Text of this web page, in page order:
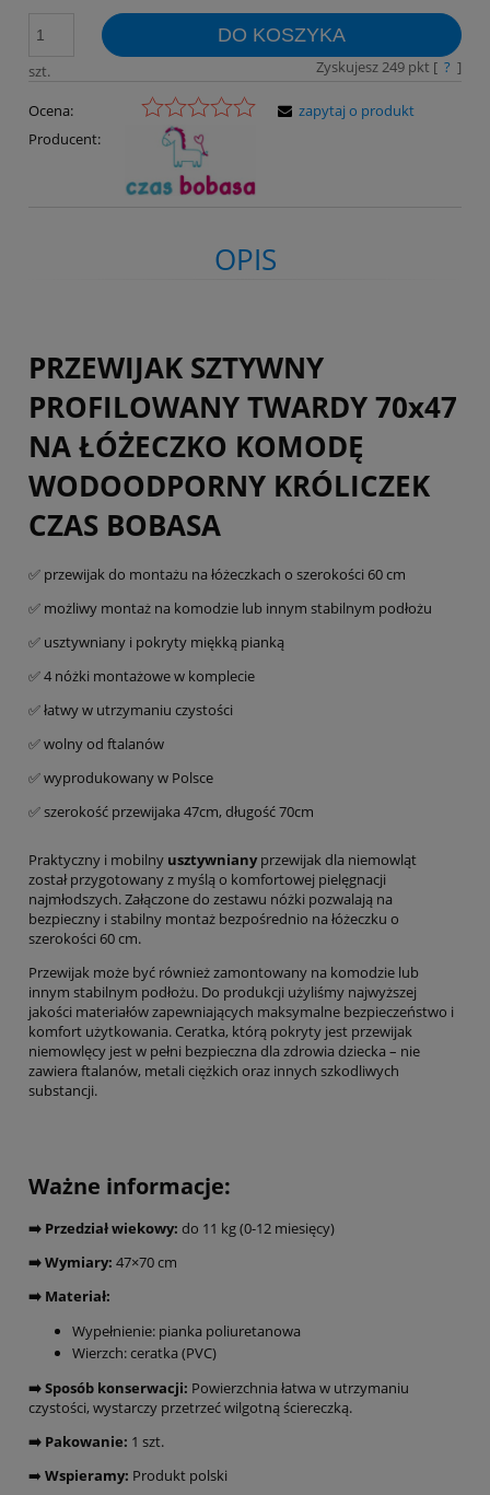
szt.
DO KOSZYKA
Zyskujesz 249pkt [ ? ]
Ocena:
Producent:
zapytaj o produkt
OPIS
PRZEWIJAK SZTYWNY
PROFILOWANY TWARDY 70x47
NA ŁÓŻECZKO KOMODĘ
WODOODPORNY KRÓLICZEK
CZAS BOBASA
✅ przewijak do montażu na łóżeczkach o szerokości 60 cm
✅ możliwy montaż na komodzie lub innym stabilnym podłożu
✅ usztywniany i pokryty miękką pianką
✅ 4 nóżki montażowe w komplecie
✅ łatwy w utrzymaniu czystości
✅ wolny od ftalanów
✅ wyprodukowany w Polsce
✅ szerokość przewijaka 47cm, długość 70cm
Praktyczny i mobilny usztywnianyprzewijak dla niemowląt
został przygotowany z myślą o komfortowej pielęgnacji
najmłodszych. Załączone do zestawu nóżki pozwalają na
bezpieczny i stabilny montaż bezpośrednio na łóżeczku o
szerokości 60 cm.
Przewijak może być również zamontowany na komodzie lub
innym stabilnym podłożu. Do produkcji użyliśmy najwyższej
jakości materiałów zapewniających maksymalne bezpieczeństwo i
komfort użytkowania. Ceratka, którą pokryty jest przewijak
niemowlęcy jest w pełni bezpieczna dla zdrowia dziecka – nie
zawiera ftalanów, metali ciężkich oraz innych szkodliwych
substancji.
Ważne informacje:
➡️ Przedział wiekowy: do 11 kg (0-12 miesięcy)
➡️ Wymiary: 47×70 cm
➡️ Materiał:
Wypełnienie: pianka poliuretanowa
Wierzch: ceratka (PVC)
➡️ Sposób konserwacji: Powierzchnia łatwa w utrzymaniu
czystości, wystarczy przetrzeć wilgotną ściereczką.
➡️ Pakowanie: 1 szt.
➡️ Wspieramy: Produkt polski